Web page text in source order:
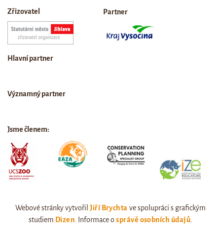
Zřizovatel Partner
Hlavní partner
Významný partner
Jsme členem:
Webové stránky vytvořilJiří Brychta ve spolupráci s grafickým
studiem Dizen. Informace osprávě osobních údajů.